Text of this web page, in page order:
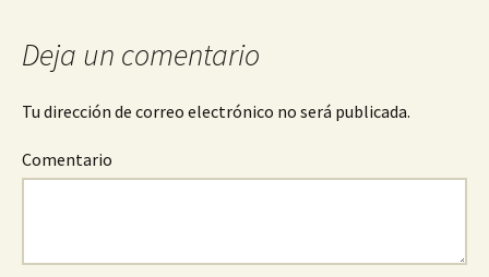
entradas
Deja un comentario
Tu dirección de correo electrónico no será publicada.
Comentario